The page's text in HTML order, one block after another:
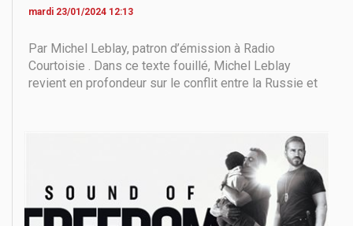
mardi 23/01/2024 12:13
Par Michel Leblay, patron d’émission à Radio
Courtoisie . Dans ce texte fouillé, Michel Leblay
revient en profondeur sur le conflit entre la Russie et